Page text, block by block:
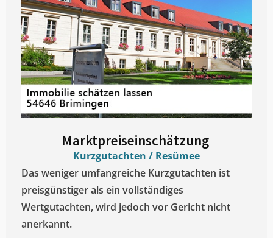
Marktpreiseinschätzung ​
Kurzgutachten / Resümee
Das weniger umfangreiche Kurzgutachten ist
preisgünstiger als ein vollständiges
Wertgutachten, wird jedoch vor Gericht nicht
anerkannt.